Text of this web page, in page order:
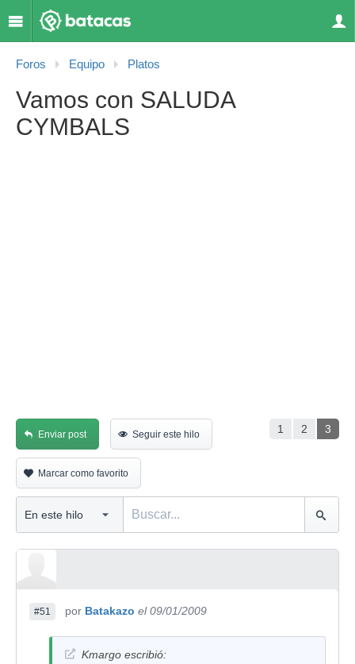
Foros Equipo Platos
Vamos con SALUDA
CYMBALS
1 2 3
Enviar post Seguir este hilo
Marcar como favorito
#51 por Batakazo el 09/01/2009
Kmargo escribió: